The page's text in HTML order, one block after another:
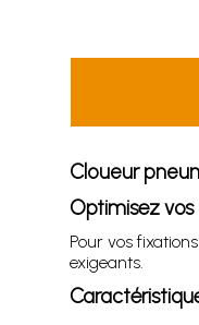
Cloueur
Optimisez
Pour vos
exigeants.